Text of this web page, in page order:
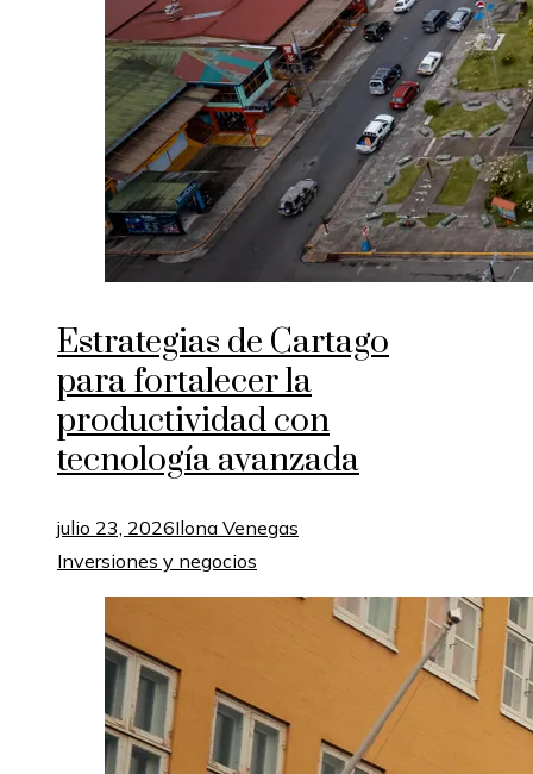
Estrategias de Cartago
para fortalecer la
productividad con
tecnología avanzada
julio 23, 2026Ilona Venegas
Inversiones y negocios